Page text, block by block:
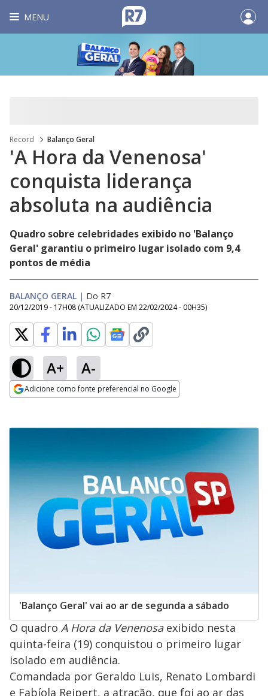
MENU
Record Balanço Geral
'A Hora da Venenosa'
conquista liderança
absoluta na audiência
Quadro sobre celebridades exibido no 'Balanço
Geral' garantiu o primeiro lugar isolado com 9,4
pontos de média
BALANÇO GERAL | Do R7
20/12/2019 - 17H08 (ATUALIZADO EM 22/02/2024 - 00H35)
A+ A-
Adicione como fonte preferencial no Google
'Balanço Geral' vai ao ar de segunda a sábado
O quadro A Hora da Venenosaexibido nesta
quinta-feira (19) conquistou o primeiro lugar
isolado em audiência.
Comandada por Geraldo Luis, Renato Lombardi
e Fabíola Reipert, a atração, que foi ao ar das